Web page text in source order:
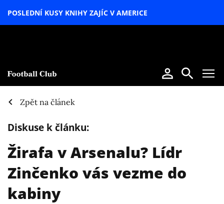
POSLEDNÍ KUSY KNIHY ZAJÍC V AMERICE
Zpět na článek
Diskuse k článku:
Žirafa v Arsenalu? Lídr
Zinčenko vás vezme do
kabiny